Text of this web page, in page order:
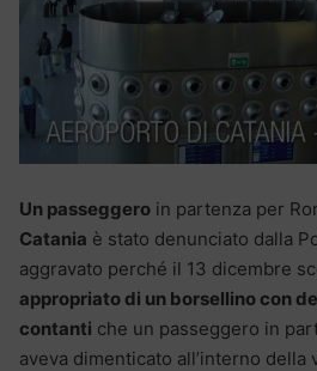
Un passeggero in partenza per
Catania è stato denunciato dalla
aggravato perché il 13 dicembre
appropriato di un borsellino con
contanti che un passeggero in
aveva dimenticato all’interno della